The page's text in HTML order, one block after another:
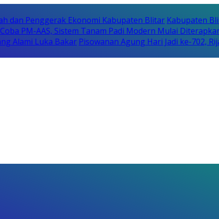
dan Penggerak Ekonomi Kabupaten Blitar Kabupaten
PM-AAS, Sistem Tanam Padi Modern Mulai
Alami Luka Bakar Pisowanan Agung Hari Jadi ke-702,